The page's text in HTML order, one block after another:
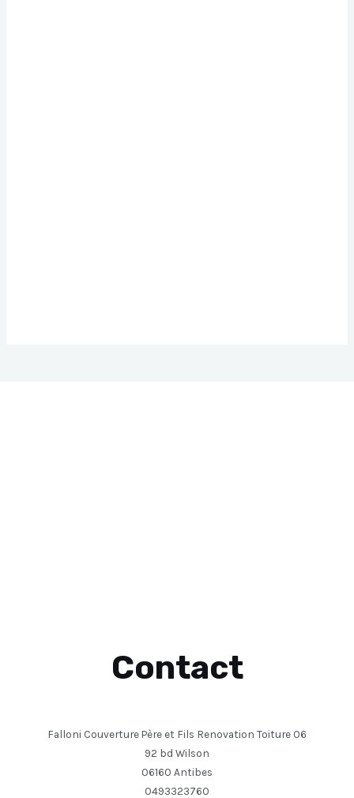
Contact
Falloni Couverture Père et Fils Renovation Toiture 06
92 bd Wilson
06160 Antibes
0493323760